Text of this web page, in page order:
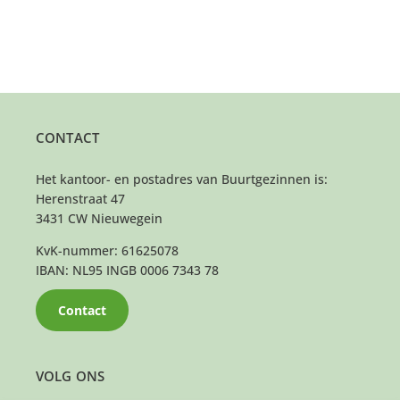
VOLG ONS
CONTACT
Het kantoor- en postadres van Buurtgezinnen is:
Herenstraat 47
3431 CW Nieuwegein
KvK-nummer: 61625078
IBAN: NL95 INGB 0006 7343 78
Contact